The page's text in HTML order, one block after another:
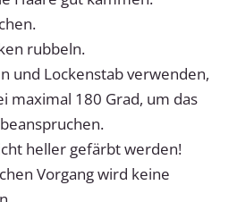
rubbeln.
und Lockenstab verwenden,
maximal 180 Grad, um das
heller gefärbt werden!
Vorgang wird keine